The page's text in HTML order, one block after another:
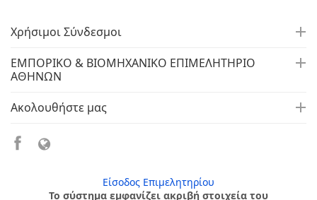
Χρήσιμοι Σύνδεσμοι
ΕΜΠΟΡΙΚΟ & ΒΙΟΜΗΧΑΝΙΚΟ ΕΠΙΜΕΛΗΤΗΡΙΟ
ΑΘΗΝΩΝ
Ακολουθήστε μας
Είσοδος Επιμελητηρίου
Το σύστημα εμφανίζει ακριβή στοιχεία του